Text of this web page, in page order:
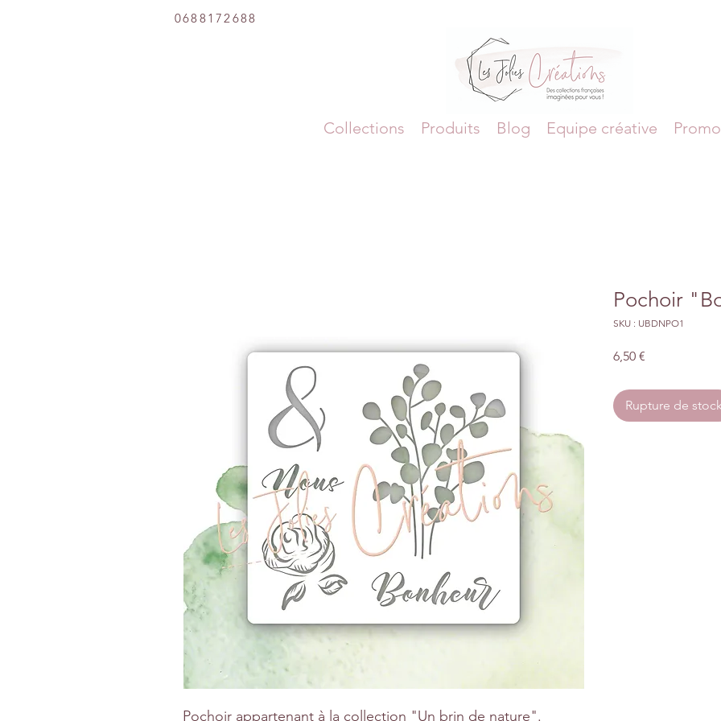
0688172688
Collections Produits Blog Equipe créative
Pochoir appartenant à la collection "Un brin de nature".
Pochoir
SKU : UBDNPO1
6,50 €
Rupture de